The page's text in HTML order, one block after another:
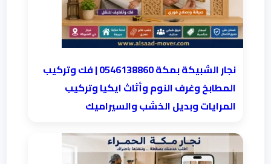
نجار الشبيكة بمكة 0546138860⁩ | فك وتركيب
المطابخ وغرف النوم وأثاث ايكيا وتركيب
المرايات وبديل الخشب والسيراميك